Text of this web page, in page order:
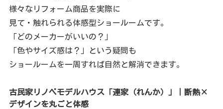
様々なリフォーム商品を実際に
見て・触れられる体感型ショールームです。
「どのメーカーがいいの？」
「色やサイズ感は？」という疑問も
ショールームを一周すれば自然と解消できます。
古民家リノベモデルハウス「連家（れんか）」｜断熱×
デザインを丸ごと体感